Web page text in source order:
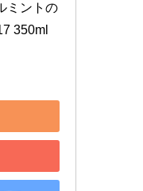
ミントの
350ml